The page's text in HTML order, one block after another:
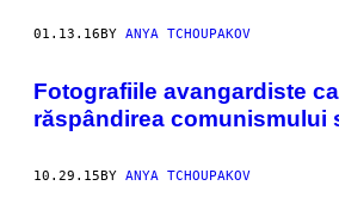
01.13.16BY ANYA TCHOUPAKOV
Fotografiile avangardiste
răspândirea comunismului
10.29.15BY ANYA TCHOUPAKOV